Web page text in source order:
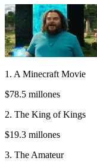
1. A Minecraft Movie
$78.5 millones
2. The King of Kings
$19.3 millones
3. The Amateur